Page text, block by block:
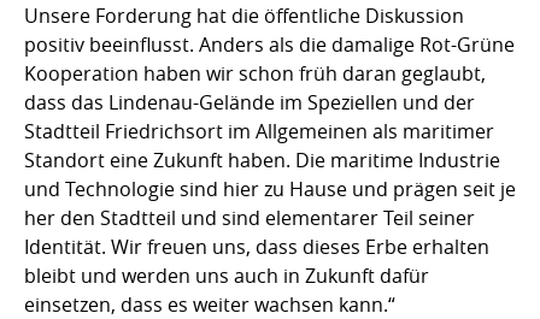
Unsere Forderung hat die öffentliche Diskussion
positiv beeinflusst. Anders als die damalige Rot-Grüne
Kooperation haben wir schon früh daran geglaubt,
dass das Lindenau-Gelände im Speziellen und der
Stadtteil Friedrichsort im Allgemeinen als maritimer
Standort eine Zukunft haben. Die maritime Industrie
und Technologie sind hier zu Hause und prägen seit je
her den Stadtteil und sind elementarer Teil seiner
Identität. Wir freuen uns, dass dieses Erbe erhalten
bleibt und werden uns auch in Zukunft dafür
einsetzen, dass es weiter wachsen kann.“